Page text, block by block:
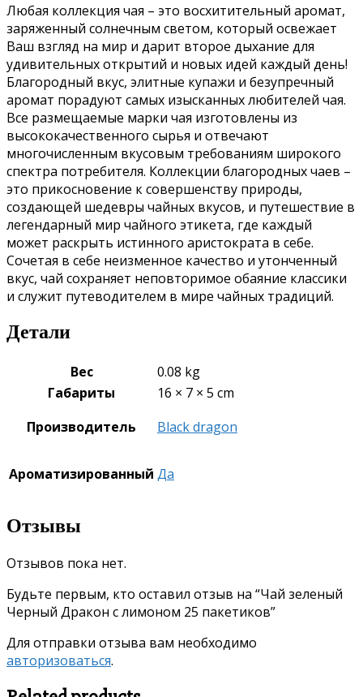
Любая коллекция чая – это восхитительный аромат,
заряженный солнечным светом, который освежает
Ваш взгляд на мир и дарит второе дыхание для
удивительных открытий и новых идей каждый день!
Благородный вкус, элитные купажи и безупречный
аромат порадуют самых изысканных любителей чая.
Все размещаемые марки чая изготовлены из
высококачественного сырья и отвечают
многочисленным вкусовым требованиям широкого
спектра потребителя. Коллекции благородных чаев –
это прикосновение к совершенству природы,
создающей шедевры чайных вкусов, и путешествие в
легендарный мир чайного этикета, где каждый
может раскрыть истинного аристократа в себе.
Сочетая в себе неизменное качество и утонченный
вкус, чай сохраняет неповторимое обаяние классики
и служит путеводителем в мире чайных традиций.
Детали
Вес
0.08 kg
Габариты
16 × 7 × 5 cm
Производитель
Black dragon
Ароматизированный Да
Отзывы
Отзывов пока нет.
Будьте первым, кто оставил отзыв на “Чай зеленый
Черный Дракон с лимоном 25 пакетиков”
Для отправки отзыва вам необходимо
авторизоваться.